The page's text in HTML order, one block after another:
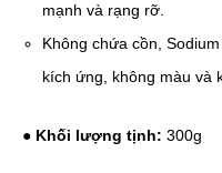
mạnh và rạng rỡ.
Không chứa cồn,
kích ứng, không màu và
● Khối lượng tịnh: 300g